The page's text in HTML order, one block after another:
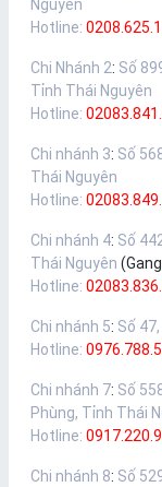
Nguyên
Hotline:
Chi Nhánh 2: Số
Tỉnh Thái Nguyên
Hotline:
Chi nhánh 3: Số
Thái Nguyên
Hotline:
Chi nhánh 4: Số
Thái Nguyên
Hotline:
Chi nhánh 5: Số
Hotline:
Chi nhánh 7: Số
Phùng, Tỉnh Thái
Hotline:
Chi nhánh 8: Số